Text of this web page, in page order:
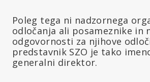
Poleg tega ni nadzornega
odločanja ali posameznike in
odgovornosti za njihove
predstavnik SZO je tako
generalni direktor.